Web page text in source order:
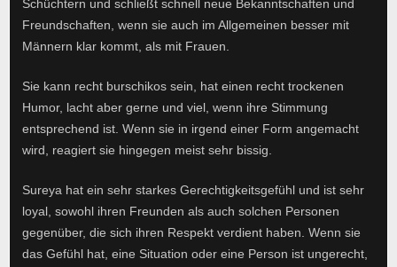
Schüchtern und schließt schnell neue Bekanntschaften und
Freundschaften, wenn sie auch im Allgemeinen besser mit
Männern klar kommt, als mit Frauen.
Sie kann recht burschikos sein, hat einen recht trockenen
Humor, lacht aber gerne und viel, wenn ihre Stimmung
entsprechend ist. Wenn sie in irgend einer Form angemacht
wird, reagiert sie hingegen meist sehr bissig.
Sureya hat ein sehr starkes Gerechtigkeitsgefühl und ist sehr
loyal, sowohl ihren Freunden als auch solchen Personen
gegenüber, die sich ihren Respekt verdient haben. Wenn sie
das Gefühl hat, eine Situation oder eine Person ist ungerecht,